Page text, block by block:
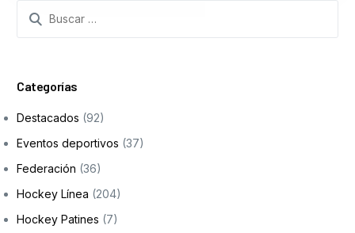
Categorías
Destacados (92)
Eventos deportivos (37)
Federación (36)
Hockey Línea (204)
Hockey Patines (7)